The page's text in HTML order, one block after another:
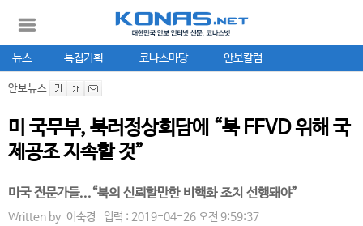
뉴스 특집기획 코나스마당 안보칼럼
안보뉴스
미 국무부, 북러정상회담에 “북 FFVD 위해 국
제공조 지속할 것”
미국 전문가들...“북의 신뢰할만한 비핵화 조치 선행돼야”
Written by. 이숙경 입력 : 2019-04-26 오전 9:59:37